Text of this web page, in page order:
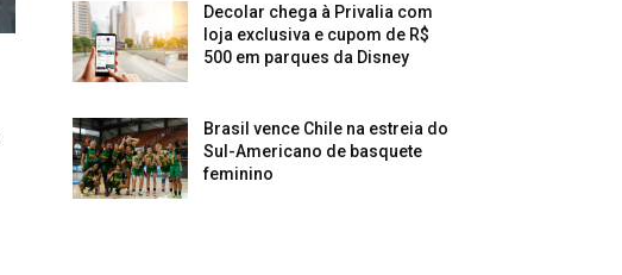
Decolar chega à Privalia com
loja exclusiva e cupom de R$
500 em parques da Disney
Brasil vence Chile na estreia do
Sul-Americano de basquete
feminino